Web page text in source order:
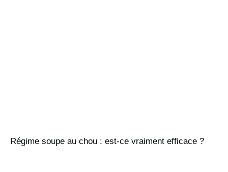
Régime soupe au chou : est-ce vraiment efficace ?